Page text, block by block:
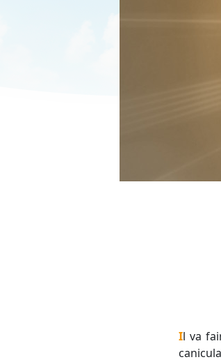
Il va faire chaud cette semaine, mais nous franchirons un cap la semaine suivante avec des températures